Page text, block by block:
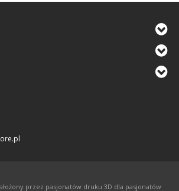
przez pasjonatów druku 3D dla pasjonatów